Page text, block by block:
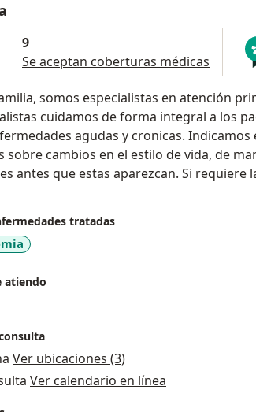
9
Se aceptan coberturas médicas
somos especialistas en atención
cuidamos de forma integral a los
agudas y cronicas. Indicamos
sobre cambios en el estilo de vida, de
antes que estas aparezcan. Si requiere
los medicos de familia coordinamos las
tratadas
atiendo
Ver ubicaciones (3)
Ver calendario en línea